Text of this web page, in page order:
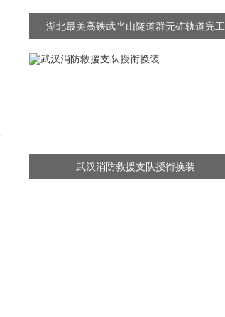
湖北最美高铁武当山隧道群无砟轨道完工
武汉消防救援支队授衔换装